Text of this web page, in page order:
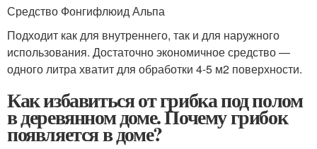
Средство Фонгифлюид Альпа
Подходит как для внутреннего, так и для наружного
использования. Достаточно экономичное средство —
одного литра хватит для обработки 4-5 м2 поверхности.
Как избавиться от грибка под полом
в деревянном доме. Почему грибок
появляется в доме?